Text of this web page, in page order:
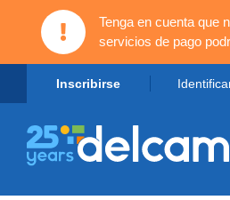
Tenga en cuenta que
servicios de pago
Inscribirse